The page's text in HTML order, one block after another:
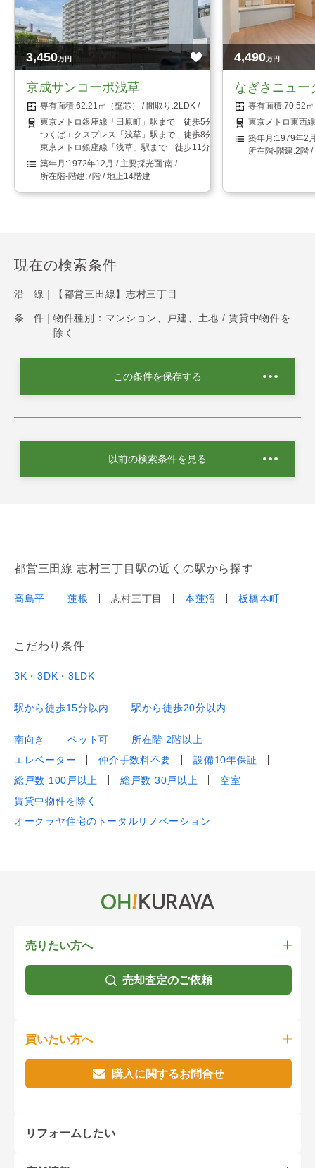
3,450万円
京成サンコーポ浅草
62.21㎡（壁芯）
2LDK
東京メトロ銀座線「田原町」駅まで 徒歩5分
つくばエクスプレス「浅草」駅まで 徒歩8分
東京メトロ銀座線「浅草」駅まで 徒歩11分
1972年12月
南
7階 / 地上14階建
4,490万円
なぎさニュ
70.52
東京メトロ東西
1979年2
2階 /
現在の検索条件
沿 線｜ 【都営三田線】志村三丁目
条 件｜ 物件種別：マンション、戸建、土地 / 賃貸中物件を
除く
この条件を保存する
以前の検索条件を見る
都営三田線 志村三丁目駅の近くの駅から探す
高島平 蓮根 志村三丁目 本蓮沼 板橋本町
こだわり条件
3K・3DK・3LDK
駅から徒歩15分以内 駅から徒歩20分以内
南向き ペット可
所在階 2階以上
エレベーター
仲介手数料不要
設備10年保証
総戸数 100戸以上
総戸数 30戸以上
空室
賃貸中物件を除く
オークラヤ住宅のトータルリノベーション
売りたい方へ
売却査定のご依頼
買いたい方へ
購入に関するお問合せ
リフォームしたい